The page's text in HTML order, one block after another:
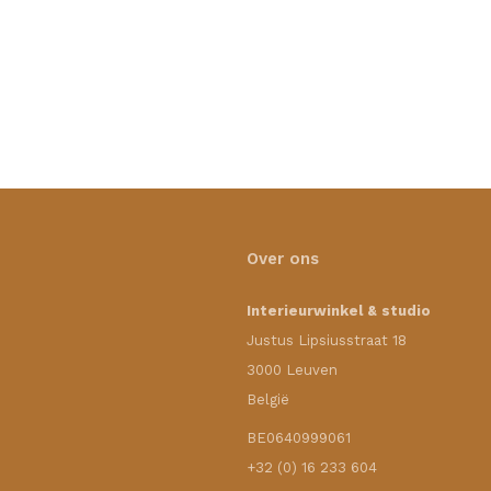
Over ons
Interieurwinkel & studio
Justus Lipsiusstraat 18
3000 Leuven
België
BE0640999061
+32 (0) 16 233 604